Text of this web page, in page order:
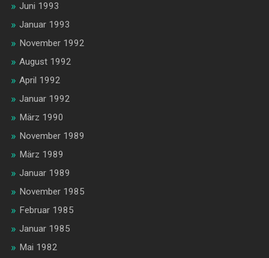
Juni 1993
Januar 1993
November 1992
August 1992
April 1992
Januar 1992
März 1990
November 1989
März 1989
Januar 1989
November 1985
Februar 1985
Januar 1985
Mai 1982